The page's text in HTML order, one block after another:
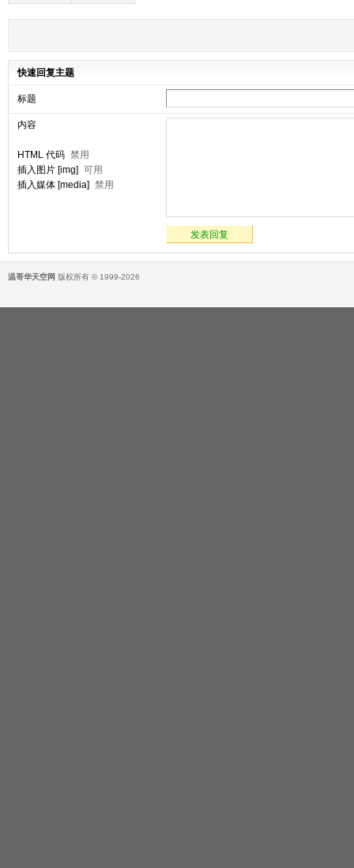
快速回复主题
标题
内容
HTML 代码 禁用
插入图片 [img] 可用
插入媒体 [media] 禁用
发表回复
温哥华天空网 版权所有 © 1999-2026